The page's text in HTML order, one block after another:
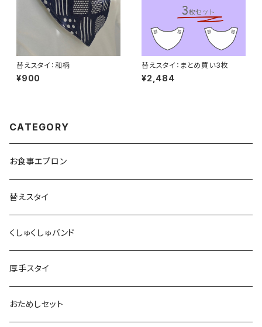
替えスタイ：和柄
¥900
替えスタイ：まとめ買い3枚
¥2,484
CATEGORY
お食事エプロン
替えスタイ
くしゅくしゅバンド
厚手スタイ
おためしセット